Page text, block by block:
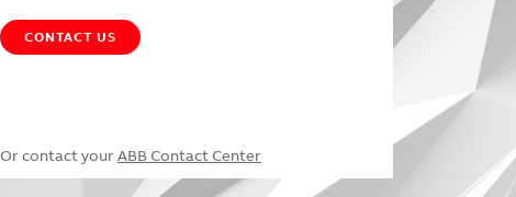
CONTACT US
Or contact your ABB Contact Center